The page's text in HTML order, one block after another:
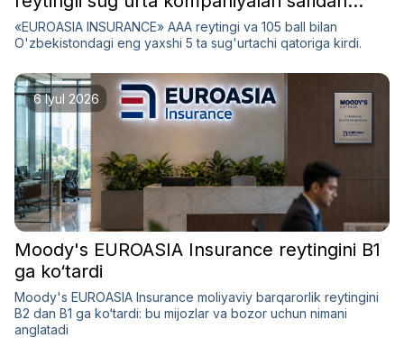
o'rin oldi
«EUROASIA INSURANCE» AAA reytingi va 105 ball bilan
O'zbekistondagi eng yaxshi 5 ta sug'urtachi qatoriga kirdi.
6 Iyul 2026
Moody's EUROASIA Insurance reytingini B1
ga ko‘tardi
Moody's EUROASIA Insurance moliyaviy barqarorlik reytingini
B2 dan B1 ga ko‘tardi: bu mijozlar va bozor uchun nimani
anglatadi